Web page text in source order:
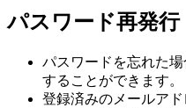
パスワード再発行
パスワードを忘れた
することができます。
登録済みのメールア